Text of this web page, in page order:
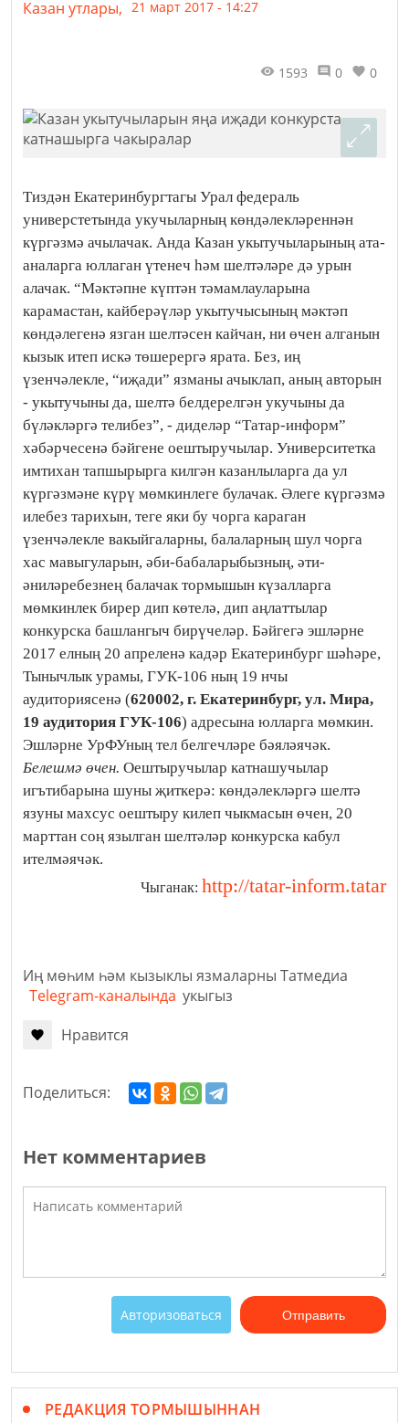
Казан утлары, 21 март 2017 - 14:27
1593 0 0
Тиздән Екатеринбургтагы Урал федераль
универстетында укучыларның көндәлекләреннән
күргәзмә ачылачак. Анда Казан укытучыларының ата-
аналарга юллаган үтенеч һәм шелтәләре дә урын
алачак. “Мәктәпне күптән тәмамлауларына
карамастан, кайберәүләр укытучысының мәктәп
көндәлегенә язган шелтәсен кайчан, ни өчен алганын
кызык итеп искә төшерергә ярата. Без, иң
үзенчәлекле, “иҗади” язманы ачыклап, аның авторын
- укытучыны да, шелтә белдерелгән укучыны да
бүләкләргә телибез”, - диделәр “Татар-информ”
хәбәрчесенә бәйгене оештыручылар. Университетка
имтихан тапшырырга килгән казанлыларга да ул
күргәзмәне күрү мөмкинлеге булачак. Әлеге күргәзмә
илебез тарихын, теге яки бу чорга караган
үзенчәлекле вакыйгаларны, балаларның шул чорга
хас мавыгуларын, әби-бабаларыбызның, әти-
әниләребезнең балачак тормышын күзалларга
мөмкинлек бирер дип көтелә, дип аңлаттылар
конкурска башлангыч бирүчеләр. Бәйгегә эшләрне
2017 елның 20 апреленә кадәр Екатеринбург шәһәре,
Тынычлык урамы, ГУК-106 ның 19 нчы
аудиториясенә (620002, г. Екатеринбург, ул. Мира,
19 аудитория ГУК-106) адресына юлларга мөмкин.
Эшләрне УрФУның тел белгечләре бәяләячәк.
Белешмә өчен. Оештыручылар катнашучылар
игътибарына шуны җиткерә: көндәлекләргә шелтә
язуны махсус оештыру килеп чыкмасын өчен, 20
марттан соң язылган шелтәләр конкурска кабул
ителмәячәк.
Чыганак: http://tatar-inform.tatar
Иң мөһим һәм кызыклы язмаларны Татмедиа
Telegram-каналында укыгыз
Нравится
Поделиться:
Нет комментариев
Авторизоваться Отправить
РЕДАКЦИЯ ТОРМЫШЫННАН